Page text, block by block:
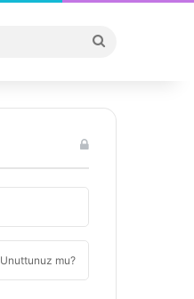
...
Unuttunuz mu?